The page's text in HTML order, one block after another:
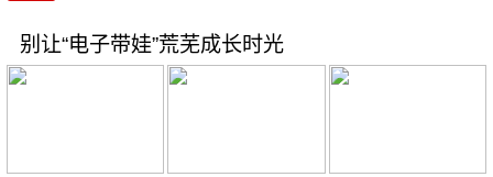
别让“电子带娃”荒芜成长时光